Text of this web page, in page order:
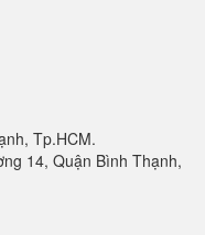
Tp.HCM.
14, Quận Bình Thạnh,